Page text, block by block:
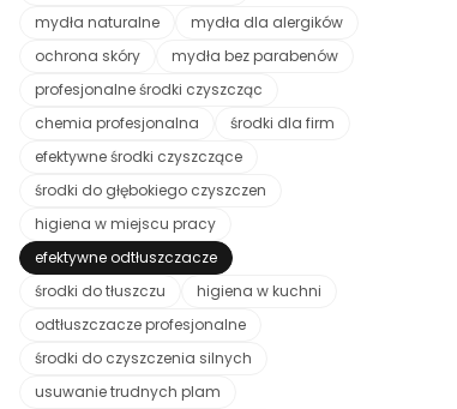
mydła naturalne
mydła dla alergików
ochrona skóry
mydła bez parabenów
profesjonalne środki czyszcząc
chemia profesjonalna
środki dla firm
efektywne środki czyszczące
środki do głębokiego czyszczen
higiena w miejscu pracy
efektywne odtłuszczacze
środki do tłuszczu
higiena w kuchni
odtłuszczacze profesjonalne
środki do czyszczenia silnych
usuwanie trudnych plam